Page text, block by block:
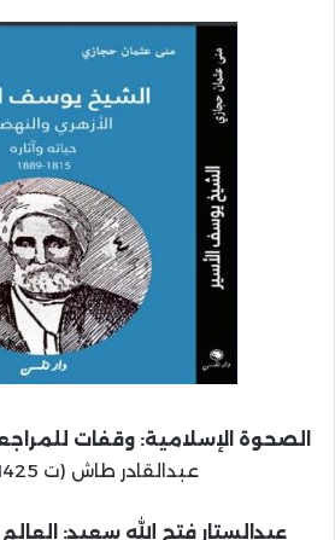
الصحوة الإسلامية: وقفات
عبدالقادر طاش (ت 1425 هـ) (خ).
عبدالستار فتح الله سعيد: